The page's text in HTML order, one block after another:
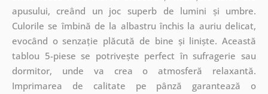
apusului, creând un joc superb de lumini și umbre.
Culorile se îmbină de la albastru închis la auriu delicat,
evocând o senzație plăcută de bine și liniște. Această
tablou 5-piese se potrivește perfect în sufragerie sau
dormitor, unde va crea o atmosferă relaxantă.
Imprimarea de calitate pe pânză garantează o